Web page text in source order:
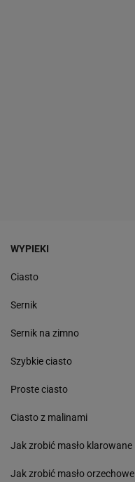
WYPIEKI
Ciasto
Sernik
Sernik na zimno
Szybkie ciasto
Proste ciasto
Ciasto z malinami
Jak zrobić masło klarowane
Jak zrobić masło orzechowe